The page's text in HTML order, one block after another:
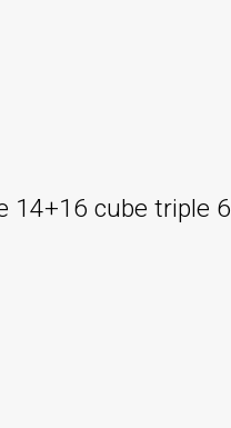
14+16 cube triple 6